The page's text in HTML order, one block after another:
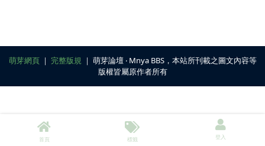
萌芽網頁｜ 完整版規 ｜ 萌芽論壇 ‧ Mnya BBS，本站所刊載之圖文內容等
版權皆屬原作者所有
首頁 標籤 登入